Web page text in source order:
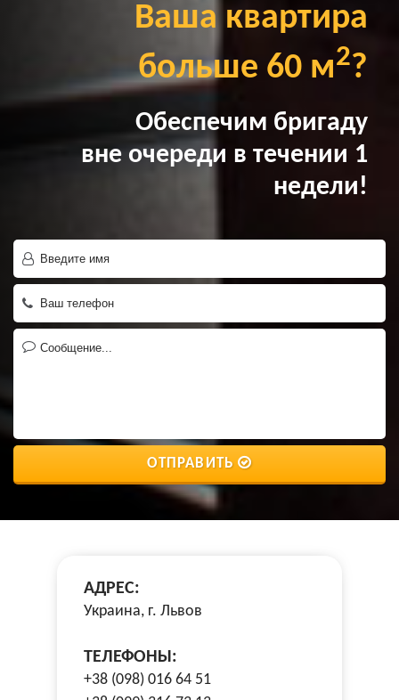
Ваша квартира
больше 60 м2?
Обеспечим бригаду
вне очереди в течении 1
недели!
ОТПРАВИТЬ
АДРЕС:
Украина, г. Львов
ТЕЛЕФОНЫ:
+38 (098) 016 64 51